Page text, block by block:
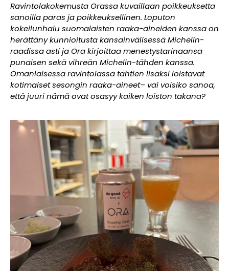
Ravintolakokemusta Orassa kuvaillaan poikkeuksetta
sanoilla paras ja poikkeuksellinen. Loputon
kokeilunhalu suomalaisten raaka-aineiden kanssa on
herättäny kunnioitusta kansainvälisessä Michelin-
raadissa asti ja Ora kirjoittaa menestystarinaansa
punaisen sekä vihreän Michelin-tähden kanssa.
Omanlaisessa ravintolassa tähtien lisäksi loistavat
kotimaiset sesongin raaka-aineet– vai voisiko sanoa,
että juuri nämä ovat osasyy kaiken loiston takana?